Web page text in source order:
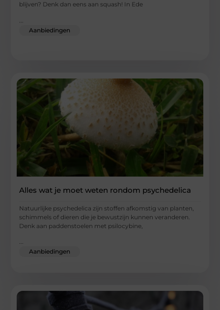
blijven? Denk dan eens aan squash! In Ede
Aanbiedingen
Alles wat je moet weten rondom psychedelica
Natuurlijke psychedelica zijn stoffen afkomstig van planten,
schimmels of dieren die je bewustzijn kunnen veranderen.
Denk aan paddenstoelen met psilocybine,
...
Aanbiedingen